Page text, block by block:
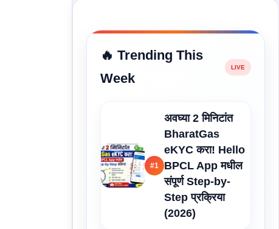
🔥 Trending This
Week
#1
अवघ्या 2 मिनिटांत
BharatGas
eKYC करा! Hello
BPCL App मधील
संपूर्ण Step-by-
Step प्रक्रिया
(2026)